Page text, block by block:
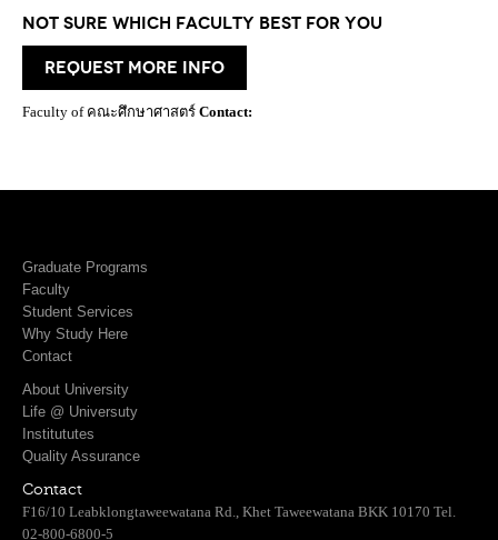
Not Sure which Faculty best for you
request more info
Faculty of คณะศึกษาศาสตร์ Contact:
Graduate Programs
Faculty
Student Services
Why Study Here
Contact
About University
Life @ Universuty
Institututes
Quality Assurance
Contact
F16/10 Leabklongtaweewatana Rd., Khet Taweewatana BKK 10170 Tel.
02-800-6800-5